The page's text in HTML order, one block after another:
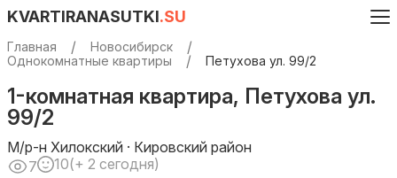
KVARTIRANASUTKI.SU
Главная
Новосибирск
Однокомнатные квартиры
Петухова ул. 99/2
1-комнатная квартира, Петухова ул.
99/2
М/р-н Хилокский · Кировский район
7
10(+ 2 сегодня)